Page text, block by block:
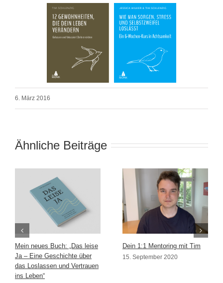
6. März 2016
Ähnliche Beiträge
Mein neues Buch: „Das leise
Ja – Eine Geschichte über
das Loslassen und Vertrauen
ins Leben“
Dein 1:1 Mentoring mit Tim
15. September 2020